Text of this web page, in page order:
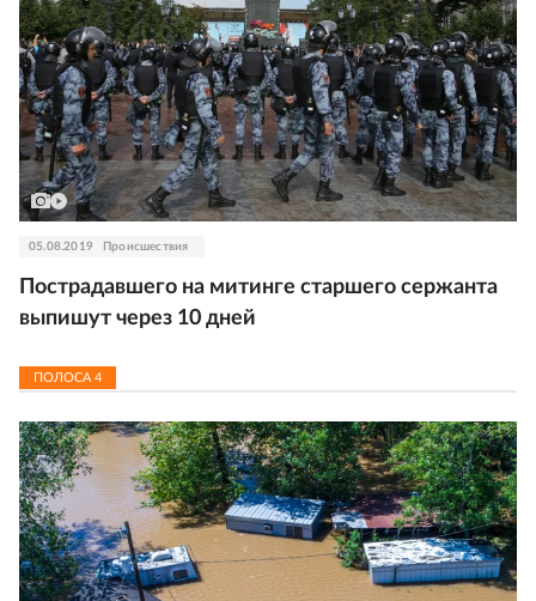
05.08.2019 Происшествия
Пострадавшего на митинге старшего сержанта
выпишут через 10 дней
ПОЛОСА 4